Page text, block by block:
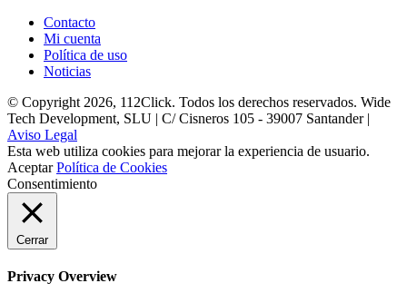
Contacto
Mi cuenta
Política de uso
Noticias
© Copyright 2026, 112Click. Todos los derechos reservados. Wide
Tech Development, SLU | C/ Cisneros 105 - 39007 Santander |
Aviso Legal
Esta web utiliza cookies para mejorar la experiencia de usuario.
Aceptar Política de Cookies
Consentimiento
Cerrar
Privacy Overview